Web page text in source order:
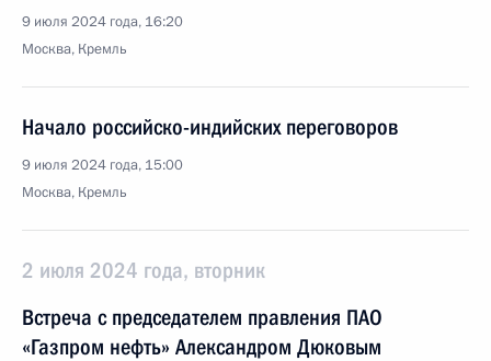
9 июля 2024 года, 16:20
Москва, Кремль
Начало российско-индийских переговоров
9 июля 2024 года, 15:00
Москва, Кремль
2 июля 2024 года, вторник
Встреча с председателем правления ПАО
«Газпром нефть» Александром Дюковым